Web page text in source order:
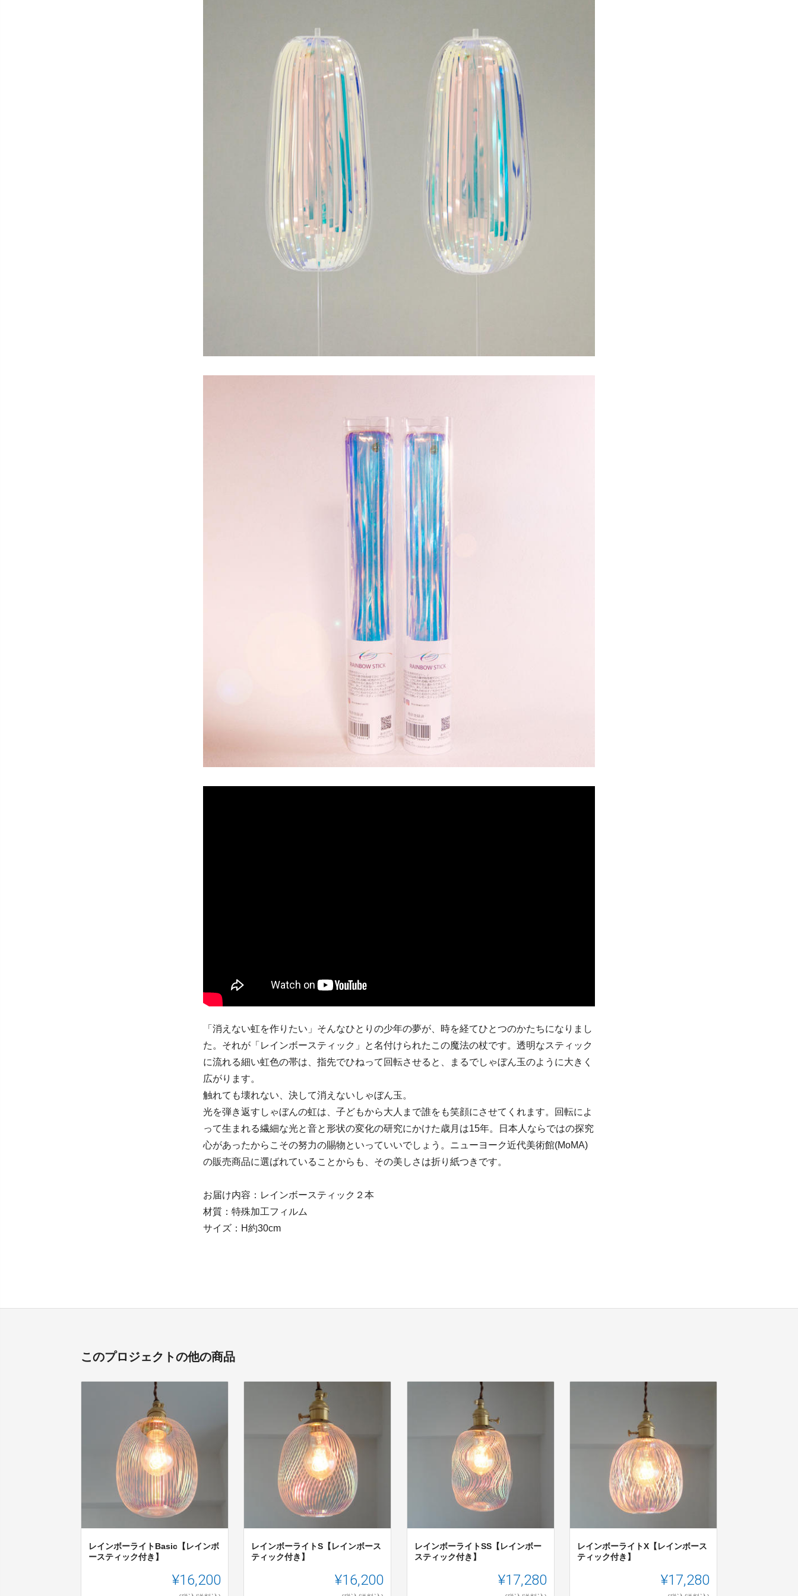
「消えない虹を作りたい」そんなひとりの少年の夢が、時を経てひとつのかたちになりまし
た。それが「レインボースティック」と名付けられたこの魔法の杖です。透明なスティック
に流れる細い虹色の帯は、指先でひねって回転させると、まるでしゃぼん玉のように大きく
広がります。
触れても壊れない、決して消えないしゃぼん玉。
光を弾き返すしゃぼんの虹は、子どもから大人まで誰をも笑顔にさせてくれます。回転によ
って生まれる繊細な光と音と形状の変化の研究にかけた歳月は15年。日本人ならではの探究
心があったからこその努力の賜物といっていいでしょう。ニューヨーク近代美術館(MoMA)
の販売商品に選ばれていることからも、その美しさは折り紙つきです。
お届け内容：レインボースティック２本
材質：特殊加工フィルム
サイズ：H約30cm
このプロジェクトの他の商品
レインボーライトBasic【レインボ
ースティック付き】
¥16,200
レインボーライトS【レインボース
ティック付き】
¥16,200
レインボーライトSS【レインボー
スティック付き】
¥17,280
レインボーライトX【レインボース
ティック付き】
¥17,280